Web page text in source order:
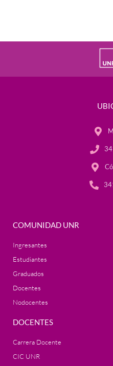
COMUNIDAD UNR
Ingresantes
Estudiantes
Graduados
Docentes
Nodocentes
DOCENTES
Carrera Docente
CIC UNR